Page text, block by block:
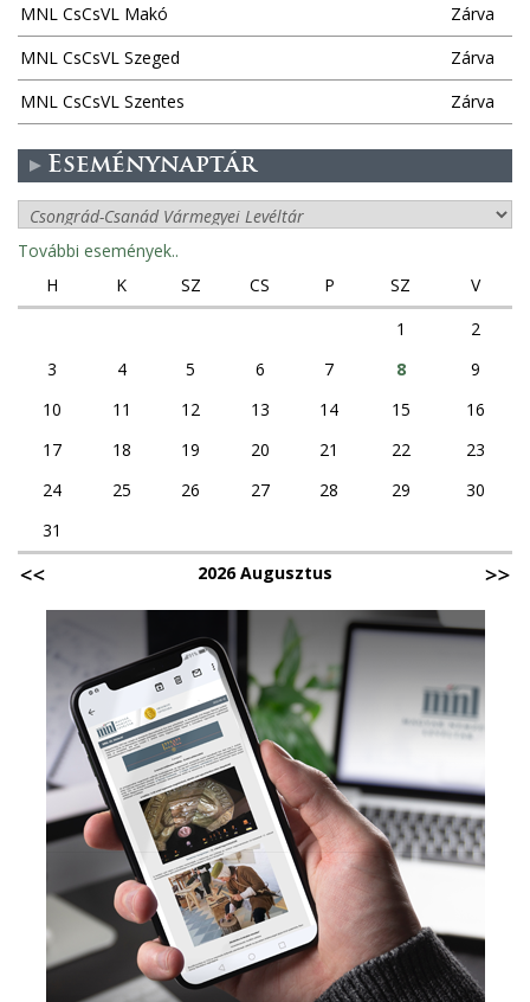
MNL CsCsVL Makó
Zárva
MNL CsCsVL Szeged
Zárva
MNL CsCsVL Szentes
Zárva
Eseménynaptár
További események..
H
K SZ CS P SZ
V
1
2
3
4 5 6 7 8
9
10
11 12 13 14 15
16
17
18 19 20 21 22
23
24
25 26 27 28 29
30
31
2026 Augusztus